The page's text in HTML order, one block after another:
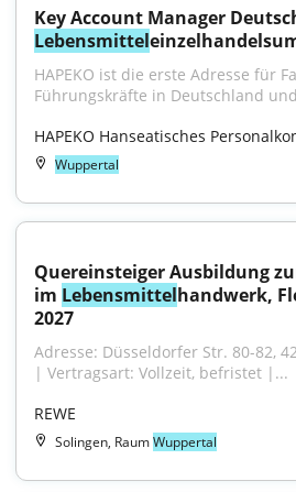
Lebensmittel
HAPEKO ist die erste Adresse für
Führungskräfte in Deutschland
HAPEKO Hanseatisches
Wuppertal
Quereinsteiger Ausbildung
im Lebensmittelhandwerk,
2027
Adresse: Düsseldorfer Str. 80-82,
| Vertragsart: Vollzeit, befristet |...
REWE
Solingen, RaumWuppertal